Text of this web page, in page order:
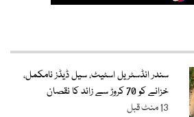
سندر انڈسٹریل اسٹیٹ، سیل ڈیڈز نامکمل،
خزانے کو 70 کروڑ سے زائد کا نقصان
13 منٹ قبل